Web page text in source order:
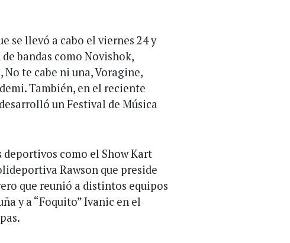
se llevó a cabo el viernes 24 y
bandas como Novishok,
No te cabe ni una, Voragine,
También, en el reciente
un Festival de Música
como el Show Kart
Rawson que preside
que reunió a distintos equipos
y a “Foquito” Ivanic en el